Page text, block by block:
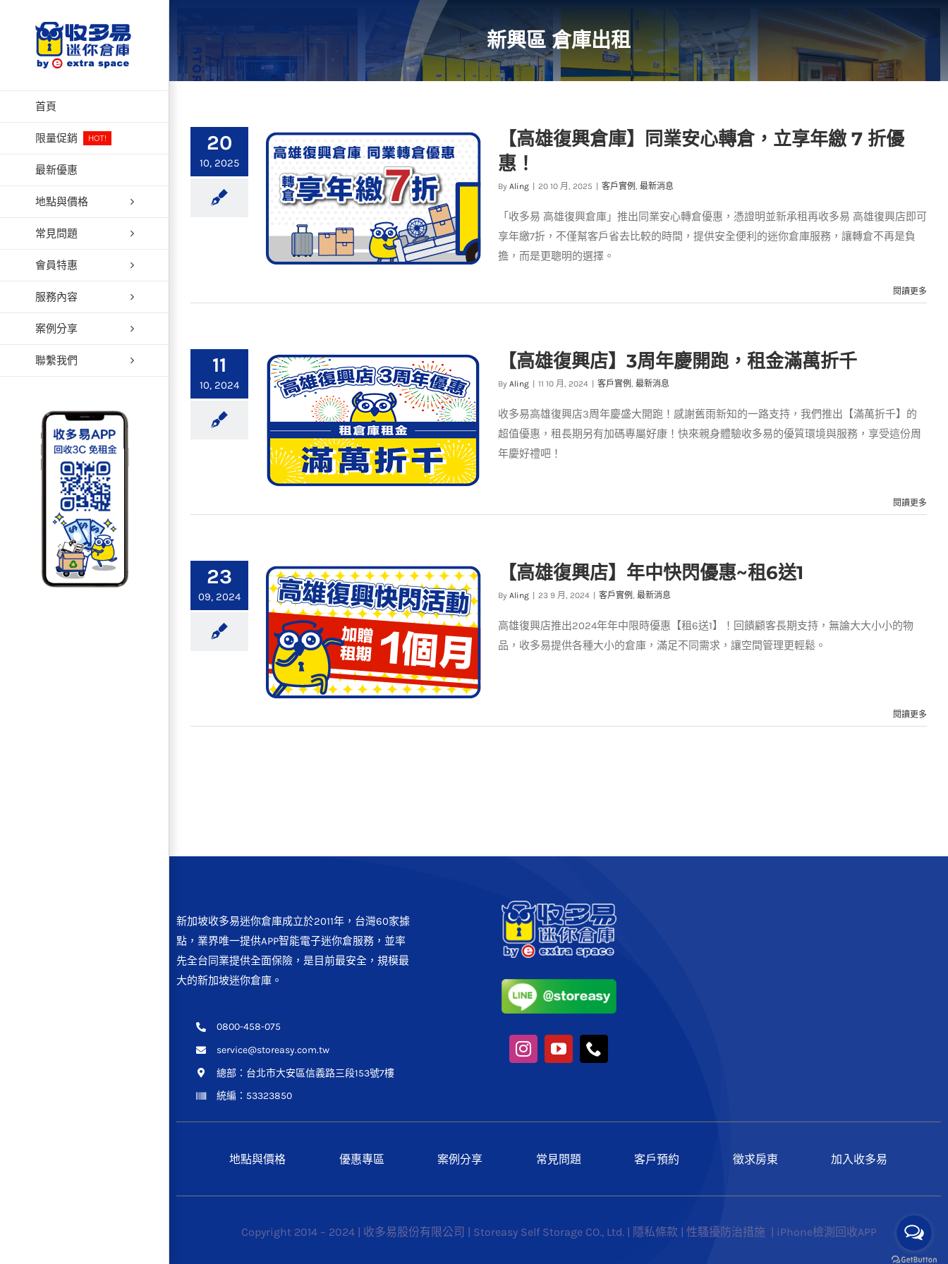
首頁
限量促銷 HOT!
最新優惠
地點與價格
常見問題
會員特惠
服務內容
案例分享
聯繫我們
新興區 倉庫出租
20
10, 2025
享年繳 7 折優惠！
客戶實例 最新消息
【高雄復興倉庫】同業安心轉倉，立享年繳 7 折優
惠！
By Aling 20 10 月, 2025 客戶實例 , 最新消息
「收多易 高雄復興倉庫」推出同業安心轉倉優惠，憑證明並新承租再收多易 高雄復興店即可
享年繳7折，不僅幫客戶省去比較的時間，提供安全便利的迷你倉庫服務，讓轉倉不再是負
擔，而是更聰明的選擇。
閱讀更多
11
10, 2024
萬折千
客戶實例 最新消息
【高雄復興店】3周年慶開跑，租金滿萬折千
By Aling 11 10 月, 2024 客戶實例 , 最新消息
收多易高雄復興店3周年慶盛大開跑！感謝舊雨新知的一路支持，我們推出【滿萬折千】的
超值優惠，租長期另有加碼專屬好康！快來親身體驗收多易的優質環境與服務，享受這份周
年慶好禮吧！
閱讀更多
23
09, 2024
【高雄復興店】年中快閃優惠~租6送1
By Aling 23 9 月, 2024 客戶實例 , 最新消息
高雄復興店推出2024年年中限時優惠【租6送1】！回饋顧客長期支持，無論大大小小的物
品，收多易提供各種大小的倉庫，滿足不同需求，讓空間管理更輕鬆。
閱讀更多
新加坡收多易迷你倉庫成立於2011年，台灣60家據
點，業界唯一提供APP智能電子迷你倉服務，並率
先全台同業提供全面保險，是目前最安全，規模最
大的新加坡迷你倉庫。
0800-458-075
service@storeasy.com.tw
總部： 台北市大安區信義路三段153號7樓
統編：53323850
地點與價格 優惠專區 案例分享 常見問題 客戶預約 徵求房東 加入收多易
Copyright 2014 – 2024 | 收多易股份有限公司 | Storeasy Self Storage CO., Ltd. | 隱私條款 性騷擾防治措施 iPhone檢測回收APP